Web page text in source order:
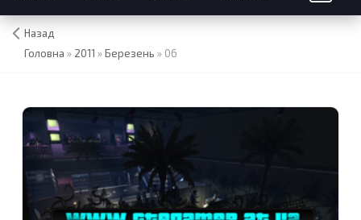
Назад
Головна » 2011 »Березень » 06